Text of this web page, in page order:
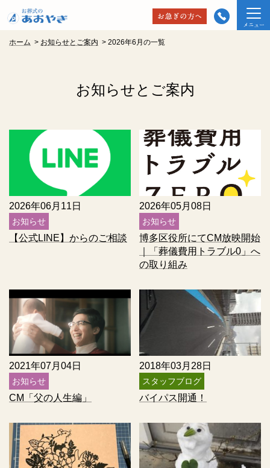
ホーム > お知らせとご案内 > 2026年6月の一覧
お知らせとご案内
2026年06月11日
お知らせ
【公式LINE】からのご相談
2026年05月08日
お知らせ
博多区役所にてCM放映開始
｜「葬儀費用トラブル0」へ
の取り組み
2021年07月04日
お知らせ
CM「父の人生編」
2018年03月28日
スタッフブログ
バイパス開通！